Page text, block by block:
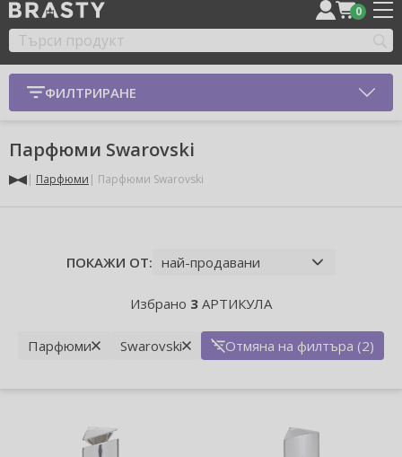
0
ФИЛТРИРАНЕ
Парфюми Swarovski
Парфюми Парфюми Swarovski
ПОКАЖИ ОТ:
Избрано 3 АРТИКУЛА
Парфюми Swarovski Отмяна на филтъра (2)